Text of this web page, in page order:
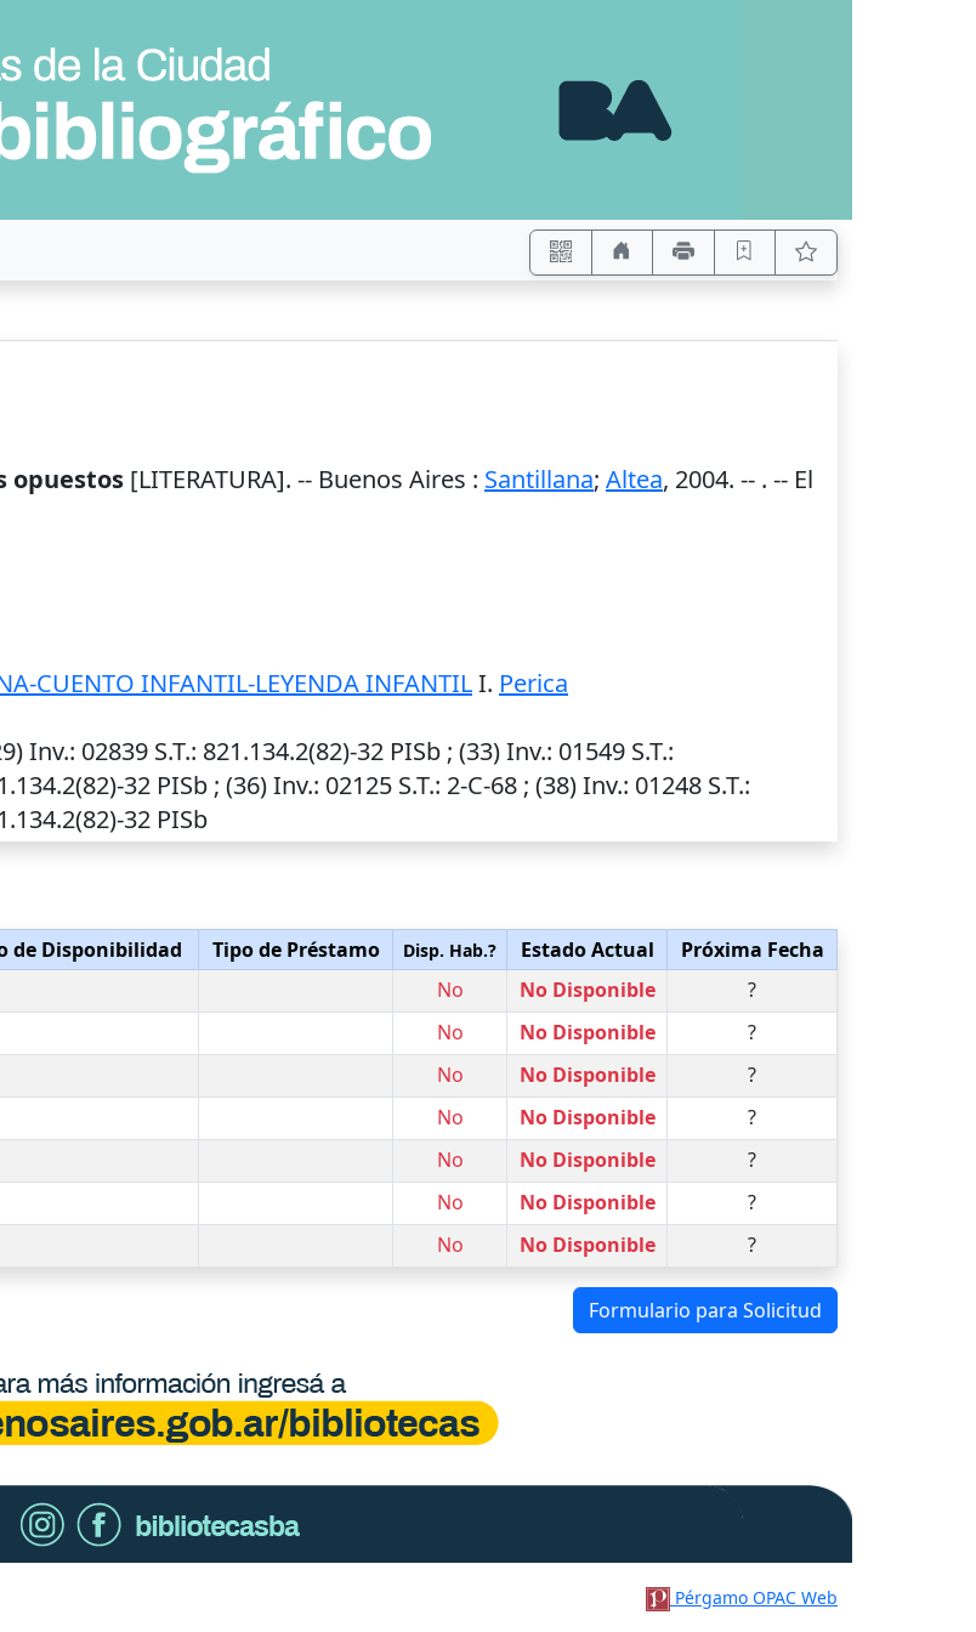
opuestos [LITERATURA]. -- Buenos Aires : Santillana; Altea, 2004. -- . -- El
CUENTO INFANTIL-LEYENDA INFANTILI. Perica
Inv.: 02839 S.T.: 821.134.2(82)-32 PISb ; (33)Inv.: 01549 S.T.:
32 PISb ; (36)Inv.: 02125 S.T.: 2-C-68 ; (38)Inv.: 01248 S.T.:
32 PISb
de Disponibilidad Tipo de Préstamo Disp. Hab.? Estado Actual
Próxima Fecha
No No Disponible
?
No No Disponible
?
No No Disponible
?
No No Disponible
?
No No Disponible
?
No No Disponible
?
No No Disponible ?
Formulario para Solicitud
Pérgamo OPAC Web